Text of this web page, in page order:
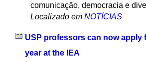
comunicação, democracia e
Localizado em NOTÍCIAS
USP professors can now apply
year at the IEA